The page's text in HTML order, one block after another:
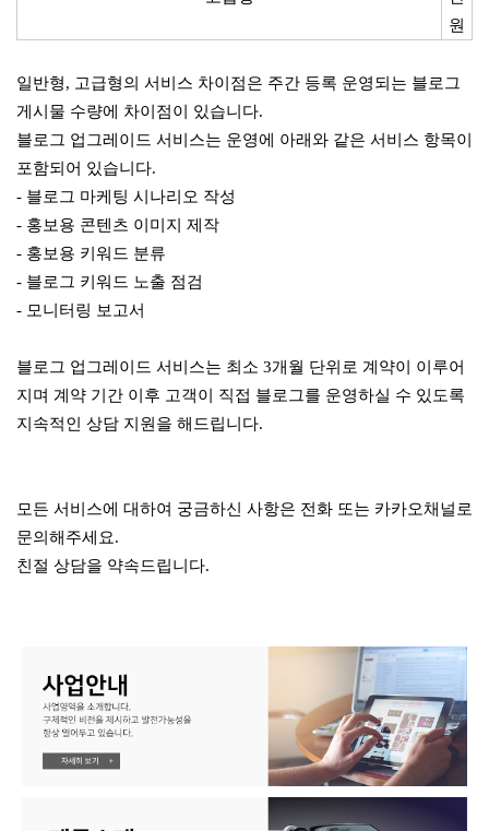
원
일반형, 고급형의 서비스 차이점은 주간 등록 운영되는 블로그
게시물 수량에 차이점이 있습니다.
블로그 업그레이드 서비스는 운영에 아래와 같은 서비스 항목이
포함되어 있습니다.
- 블로그 마케팅 시나리오 작성
- 홍보용 콘텐츠 이미지 제작
- 홍보용 키워드 분류
- 블로그 키워드 노출 점검
- 모니터링 보고서
블로그 업그레이드 서비스는 최소 3개월 단위로 계약이 이루어
지며 계약 기간 이후 고객이 직접 블로그를 운영하실 수 있도록
지속적인 상담 지원을 해드립니다.
모든 서비스에 대하여 궁금하신 사항은 전화 또는 카카오채널로
문의해주세요.
친절 상담을 약속드립니다.